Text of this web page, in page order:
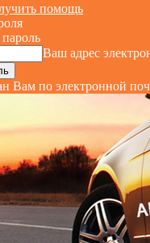
помощь
Ваш адрес
Вам по электронной